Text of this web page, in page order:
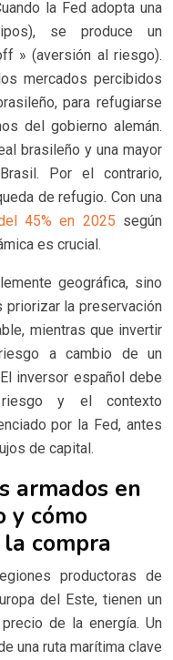
la Fed adopta una
se produce un
» (aversión al riesgo).
mercados percibidos
para refugiarse
del gobierno alemán.
brasileño y una mayor
Por el contrario,
de refugio. Con una
45% en 2025 según
es crucial.
geográfica, sino
priorizar la preservación
mientras que invertir
a cambio de un
inversor español debe
y el contexto
por la Fed, antes
de capital.
armados en
y cómo
compra
productoras de
del Este, tienen un
de la energía. Un
una ruta marítima clave